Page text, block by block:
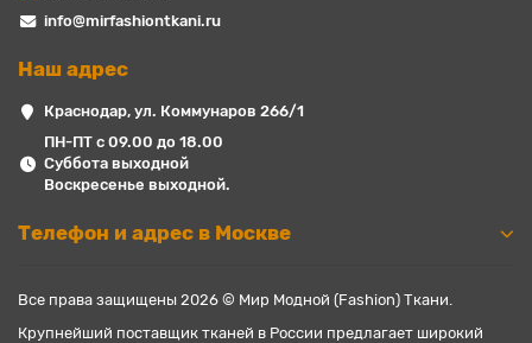
info@mirfashiontkani.ru
Наш адрес
Краснодар, ул. Коммунаров 266/1
ПН-ПТ с 09.00 до 18.00
Суббота выходной
Воскресенье выходной.
Телефон и адрес в Москве
Все права защищены 2026 © Мир Модной (Fashion) Ткани.
Крупнейший поставщик тканей в России предлагает широкий